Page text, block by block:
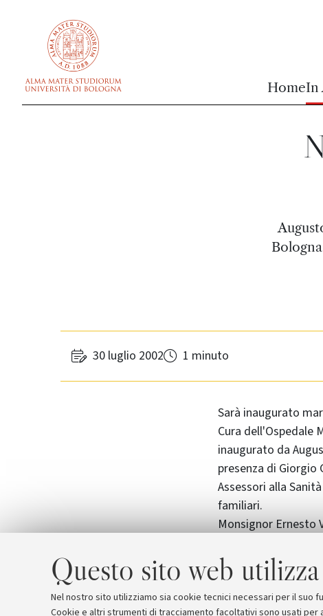
Questo sito web
Nel nostro sito utilizziamo sia cookie tecnici necessari per il suo
Cookie e altri strumenti di tracciamento facoltativi sono usati
HomeIn
30 luglio 2002 1 minuto
Sarà inaugurato
Cura dell'Ospedale
inaugurato da
presenza di Giorgio
Assessori alla
familiari.
Monsignor Ernesto
collaborazione fra
significativo passo
dell'assistenza